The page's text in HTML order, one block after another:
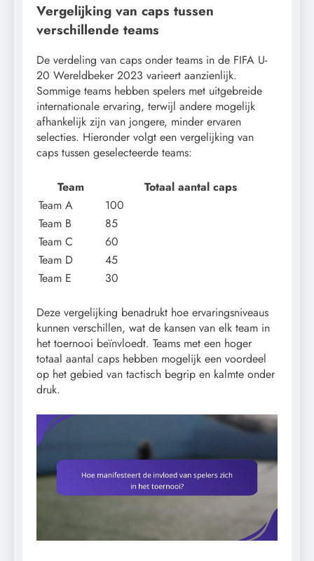
Vergelijking van caps tussen
verschillende teams
De verdeling van caps onder teams in de FIFA U-
20 Wereldbeker 2023 varieert aanzienlijk.
Sommige teams hebben spelers met uitgebreide
internationale ervaring, terwijl andere mogelijk
afhankelijk zijn van jongere, minder ervaren
selecties. Hieronder volgt een vergelijking van
caps tussen geselecteerde teams:
Team
Totaal aantal caps
Team A
100
Team B
85
Team C
60
Team D
45
Team E
30
Deze vergelijking benadrukt hoe ervaringsniveaus
kunnen verschillen, wat de kansen van elk team in
het toernooi beïnvloedt. Teams met een hoger
totaal aantal caps hebben mogelijk een voordeel
op het gebied van tactisch begrip en kalmte onder
druk.